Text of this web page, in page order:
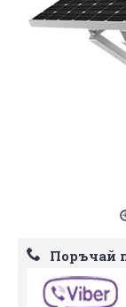
Поръчай